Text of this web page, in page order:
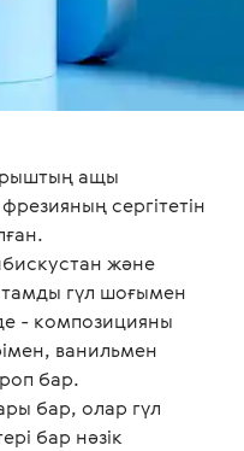
ащы
сергітетін
және
гүл шоғымен
- композицияны
ванильмен
бар.
бар, олар гүл
бар нәзік